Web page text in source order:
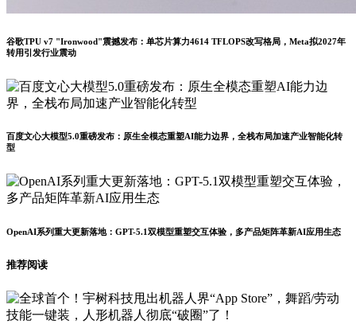
谷歌TPU v7 "Ironwood"震撼发布：单芯片算力4614 TFLOPS改写格局，Meta拟2027年
转用引发行业震动
百度文心大模型5.0重磅发布：原生全模态重塑AI能力边界，全栈布局加速产业智能化转
型
OpenAI系列重大更新落地：GPT-5.1双模型重塑交互体验，多产品矩阵革新AI应用生态
推荐阅读